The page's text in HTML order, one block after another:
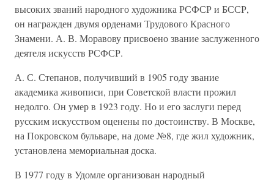
высоких званий народного художника РСФСР и БССР,
он награжден двумя орденами Трудового Красного
Знамени. А. В. Моравову присвоено звание заслуженного
деятеля искусств РСФСР.
А. С. Степанов, получивший в 1905 году звание
академика живописи, при Советской власти прожил
недолго. Он умер в 1923 году. Но и его заслуги перед
русским искусством оценены по достоинству. В Москве,
на Покровском бульваре, на доме №8, где жил художник,
установлена мемориальная доска.
В 1977 году в Удомле организован народный